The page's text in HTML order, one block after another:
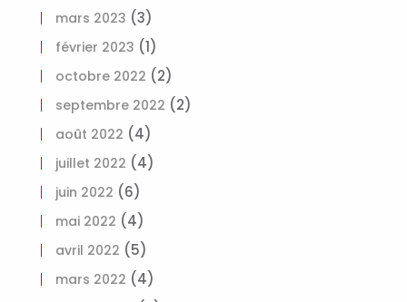
mars 2023 (3)
février 2023 (1)
octobre 2022 (2)
septembre 2022 (2)
août 2022 (4)
juillet 2022 (4)
juin 2022 (6)
mai 2022 (4)
avril 2022 (5)
mars 2022 (4)